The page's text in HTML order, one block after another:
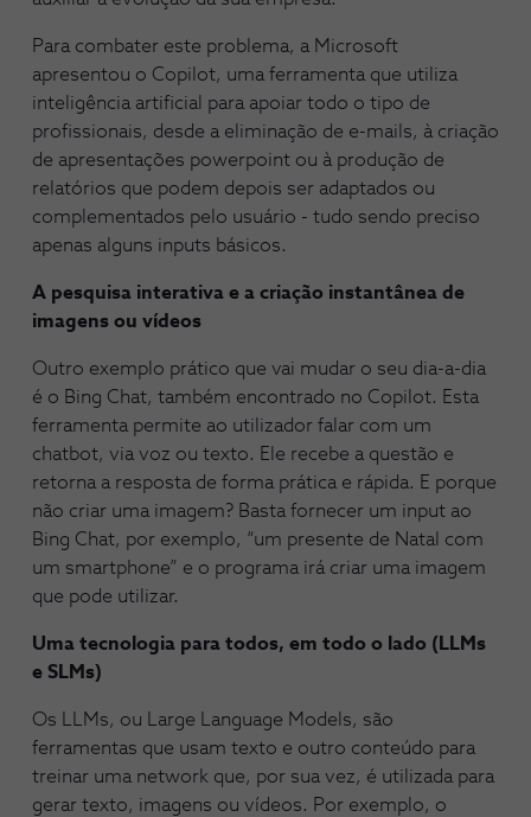
Para combater este problema, a Microsoft
apresentou o Copilot, uma ferramenta que utiliza
inteligência artificial para apoiar todo o tipo de
profissionais, desde a eliminação de e-mails, à criação
de apresentações powerpoint ou à produção de
relatórios que podem depois ser adaptados ou
complementados pelo usuário - tudo sendo preciso
apenas alguns inputs básicos.
A pesquisa interativa e a criação instantânea de
imagens ou vídeos
Outro exemplo prático que vai mudar o seu dia-a-dia
é o Bing Chat, também encontrado no Copilot. Esta
ferramenta permite ao utilizador falar com um
chatbot, via voz ou texto. Ele recebe a questão e
retorna a resposta de forma prática e rápida. E porque
não criar uma imagem? Basta fornecer um input ao
Bing Chat, por exemplo, “um presente de Natal com
um smartphone” e o programa irá criar uma imagem
que pode utilizar.
Uma tecnologia para todos, em todo o lado (LLMs
e SLMs)
Os LLMs, ou Large Language Models, são
ferramentas que usam texto e outro conteúdo para
treinar uma network que, por sua vez, é utilizada para
gerar texto, imagens ou vídeos. Por exemplo, o